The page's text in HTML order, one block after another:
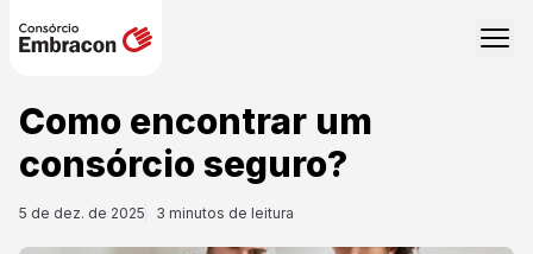
Como encontrar um
consórcio seguro?
5 de dez. de 2025 3 minutos de leitura